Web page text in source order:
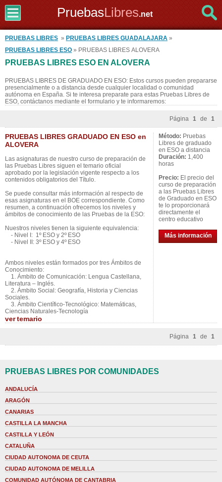
PruebasLibres.net
PRUEBAS LIBRES » PRUEBAS LIBRES GUADALAJARA »
PRUEBAS LIBRES ESO » PRUEBAS LIBRES ALOVERA
PRUEBAS LIBRES ESO EN ALOVERA
PRUEBAS LIBRES DE GRADUADO EN ESO: Estos cursos pueden prepararse
presencialmente o a distancia desde cualquier localidad o comunidad
autónoma en España. Si te interesa preparate para estas Pruebas Libres de
ESO, contáctanos mediante el formulario y te informaremos:
Página 1 de 1
PRUEBAS LIBRES GRADUADO EN ESO en
ALOVERA
Las asignaturas de nuestro curso de preparación de
las Pruebas Libres siguen el temario oficial
aprobado por la legislación vigente respecto a los
contenidos obligatorios del Título.
Se puede consultar más información al respecto de
esas asignaturas en el BOE correspondiente. Como
resumen, a continuación ofrecemos los niveles y
ámbitos de conocimiento de las Pruebas de la ESO:
Nuestros niveles tienen la siguiente equivalencia:
- Nivel I: 1º ESO y 2º ESO
- Nivel II: 3º ESO y 4º ESO
Ambos niveles están formados por tres Ámbitos de
Conocimiento:
1. Ámbito de Comunicación: Lengua Castellana,
Literatura – Inglés.
2. Ámbito Social: Geografía, Historia y Ciencias
Sociales.
3. Ámbito Científico-Tecnológico: Matemáticas,
Ciencias Naturales-Tecnología
vertemario
Método: Pruebas
Libres de graduado
en ESO a distancia
Duración: 1,400
horas
Precio: El precio del
curso de preparación
a las Pruebas Libres
de Graduado en ESO
te lo proporcionará
directamente el
centro educativo
Más información
Página 1 de 1
PRUEBAS LIBRES POR COMUNIDADES
ANDALUCÍA
ARAGÓN
CANARIAS
CASTILLA LA MANCHA
CASTILLA Y LEÓN
CATALUÑA
CIUDAD AUTONOMA DE CEUTA
CIUDAD AUTONOMA DE MELILLA
COMUNIDAD AUTÓNOMA DE CANTABRIA